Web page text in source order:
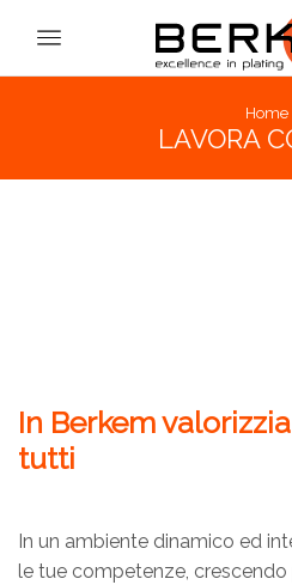
Home
LAVORA
In Berkem
tutti
In un ambiente dinamico ed
le tue competenze,